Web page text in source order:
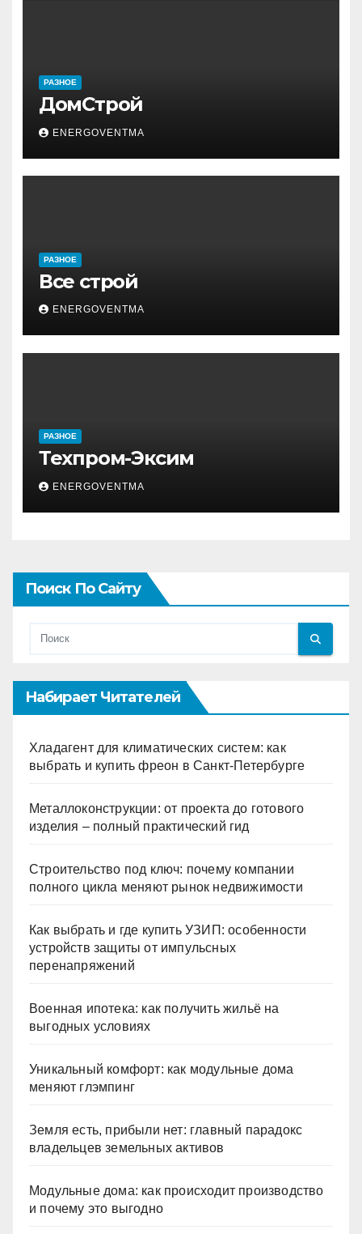
РАЗНОЕ
ДомСтрой
ENERGOVENTMA
РАЗНОЕ
Все строй
ENERGOVENTMA
РАЗНОЕ
Техпром-Эксим
ENERGOVENTMA
Поиск По Сайту
Набирает Читателей
Хладагент для климатических систем: как
выбрать и купить фреон в Санкт-Петербурге
Металлоконструкции: от проекта до готового
изделия – полный практический гид
Строительство под ключ: почему компании
полного цикла меняют рынок недвижимости
Как выбрать и где купить УЗИП: особенности
устройств защиты от импульсных
перенапряжений
Военная ипотека: как получить жильё на
выгодных условиях
Уникальный комфорт: как модульные дома
меняют глэмпинг
Земля есть, прибыли нет: главный парадокс
владельцев земельных активов
Модульные дома: как происходит производство
и почему это выгодно